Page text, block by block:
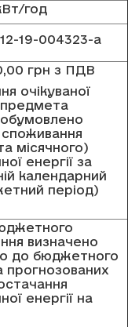
год
19-004323-a
грн з ПДВ
очікуваної
предмета
обумовлено
споживання
місячного)
енергії за
календарний
період)
визначено
до бюджетного
прогнозованих
енергії на